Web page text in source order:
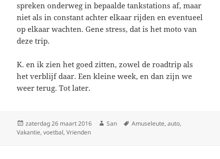
spreken onderweg in bepaalde tankstations af, maar
niet als in constant achter elkaar rijden en eventueel
op elkaar wachten. Gene stress, dat is het moto van
deze trip.
K. en ik zien het goed zitten, zowel de roadtrip als
het verblijf daar. Een kleine week, en dan zijn we
weer terug. Tot later.
Geplaatst
op
zaterdag 26 maart 2016 Auteur
San Tags
Amuseleute,auto,
Vakantie,voetbal,Vrienden